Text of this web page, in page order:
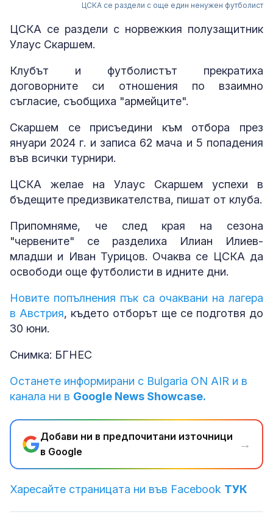
ЦСКА се раздели с още един ненужен футболист
ЦСКА се раздели с норвежкия полузащитник
Улаус Скаршем.
Клубът и футболистът прекратиха
договорните си отношения по взаимно
съгласие, съобщиха "армейците".
Скаршем се присъедини към отбора през
януари 2024 г. и записа 62 мача и 5 попадения
във всички турнири.
ЦСКА желае на Улаус Скаршем успехи в
бъдещите предизвикателства, пишат от клуба.
Припомняме, че след края на сезона
"червените" се разделиха Илиан Илиев-
младши и Иван Турицов. Очаква се ЦСКА да
освободи още футболисти в идните дни.
Новите попълнения пък са очаквани на лагера
в Австрия, където отборът ще се подготвя до
30 юни.
Снимка: БГНЕС
Останете информирани с Bulgaria ON AIR и в
канала ни в Google News Showcase.
Добави ни в предпочитани източници
в Google
→
Харесайте страницата ни във Facebook ТУК